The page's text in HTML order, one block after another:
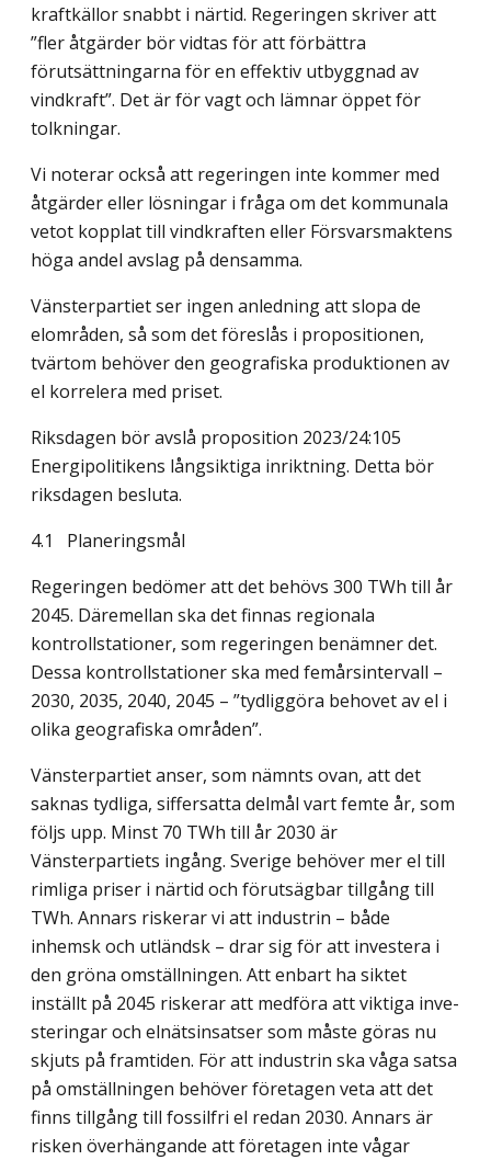
kraftkällor snabbt i närtid. Regeringen skriver att
”fler åtgärder bör vidtas för att förbättra
förutsättningarna för en effektiv utbyggnad av
vindkraft”. Det är för vagt och lämnar öppet för
tolkningar.
Vi noterar också att regeringen inte kommer med
åtgärder eller lösningar i fråga om det kommunala
vetot kopplat till vindkraften eller Försvarsmaktens
höga andel avslag på densamma.
Vänsterpartiet ser ingen anledning att slopa de
elområden, så som det föreslås i propo­sitionen,
tvärtom behöver den geografiska produktionen av
el korrelera med priset.
Riksdagen bör avslå proposition 2023/24:105
Energipolitikens långsiktiga inriktning. Detta bör
riksdagen besluta.
4.1 Planeringsmål
Regeringen bedömer att det behövs 300 TWh till år
2045. Däremellan ska det finnas regio­nala
kontrollstationer, som regeringen benämner det.
Dessa kontrollstationer ska med femårsintervall –
2030, 2035, 2040, 2045 – ”tydliggöra behovet av el i
olika geografiska områden”.
Vänsterpartiet anser, som nämnts ovan, att det
saknas tydliga, siffersatta delmål vart femte år, som
följs upp. Minst 70 TWh till år 2030 är
Vänsterpartiets ingång. Sverige behöver mer el till
rimliga priser i närtid och förutsägbar tillgång till
TWh. Annars riskerar vi att industrin – både
inhemsk och utländsk – drar sig för att investera i
den gröna omställningen. Att enbart ha siktet
inställt på 2045 riskerar att medföra att viktiga inve­
steringar och elnätsinsatser som måste göras nu
skjuts på framtiden. För att industrin ska våga satsa
på omställningen behöver företagen veta att det
finns tillgång till fossilfri el redan 2030. Annars är
risken överhängande att företagen inte vågar